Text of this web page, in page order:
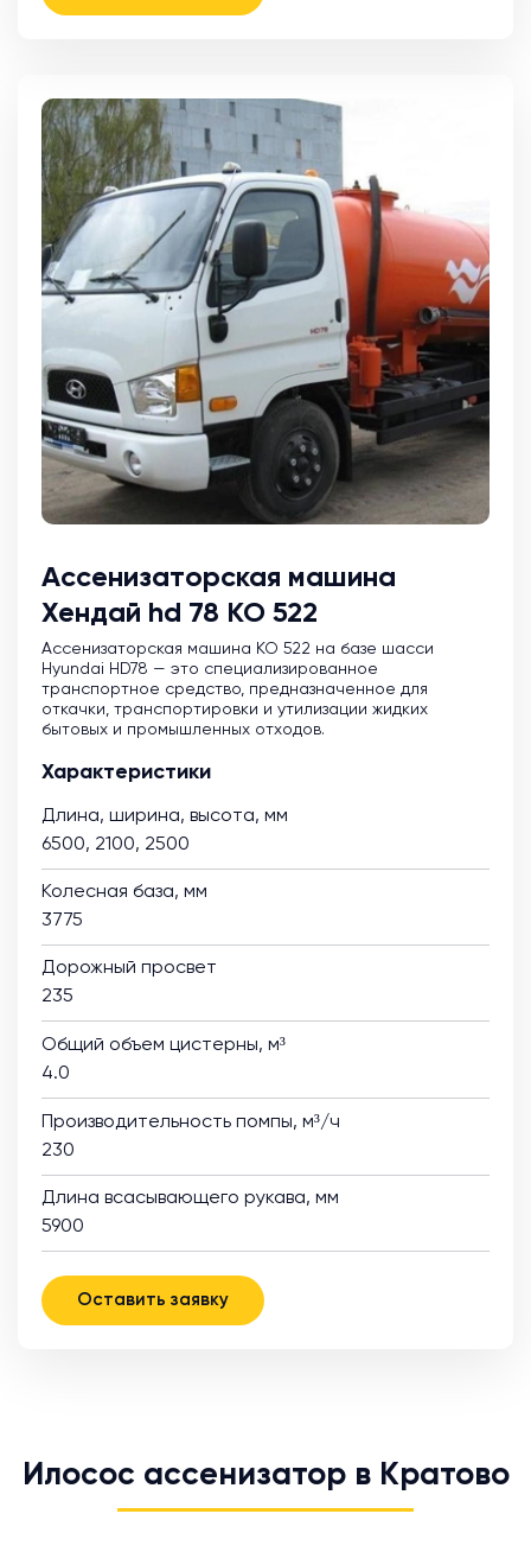
Ассенизаторская машина
Хендай hd 78 КО 522
Ассенизаторская машина KO 522 на базе шасси
Hyundai HD78 — это специализированное
транспортное средство, предназначенное для
откачки, транспортировки и утилизации жидких
бытовых и промышленных отходов.
Характеристики
Длина, ширина, высота, мм
6500, 2100, 2500
Колесная база, мм
3775
Дорожный просвет
235
Общий объем цистерны, м³
4.0
Производительность помпы, м³/ч
230
Длина всасывающего рукава, мм
5900
Оставить заявку
Илосос ассенизатор в Кратово